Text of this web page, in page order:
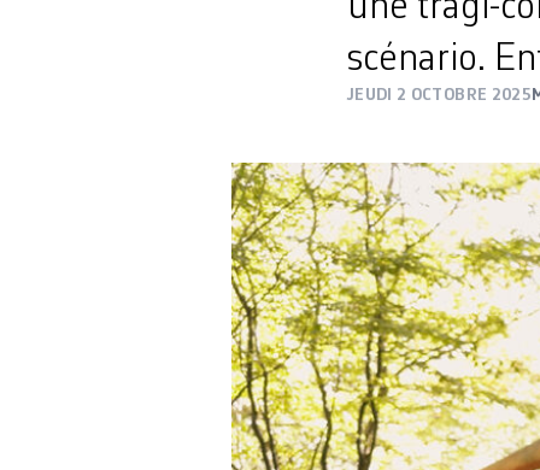
une tragi-
scénario.
JEUDI 2 OCTOBRE 2025